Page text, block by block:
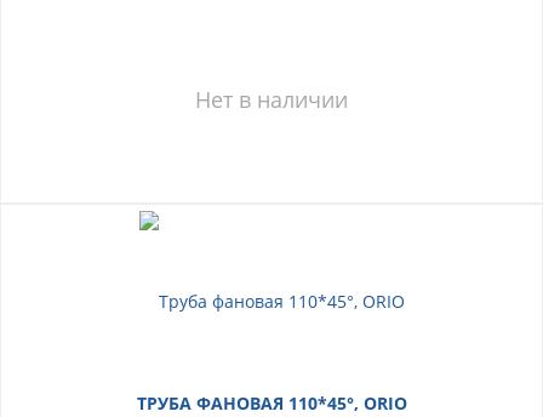
Нет в наличии
ТРУБА ФАНОВАЯ 110*45°, ORIO